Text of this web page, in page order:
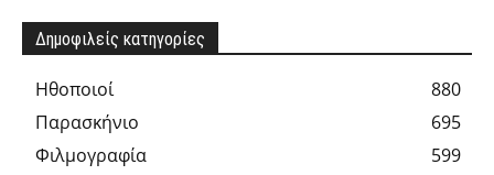
Δημοφιλείς κατηγορίες
Hθοποιοί
880
Παρασκήνιο
695
Φιλμογραφία
599